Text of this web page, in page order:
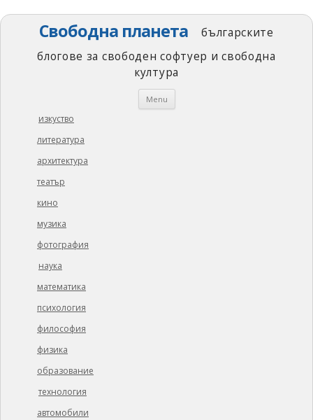
Свободна планета
българските
блогове за свободен софтуер и свободна
култура
Menu Skip
изкуство
литература
архитектура
театър
кино
музика
фотография
наука
математика
психология
философия
физика
образование
технология
автомобили